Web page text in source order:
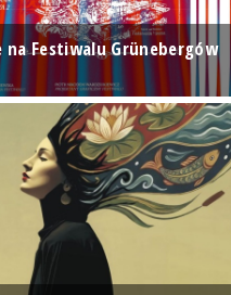
Festiwalu Grünebergów